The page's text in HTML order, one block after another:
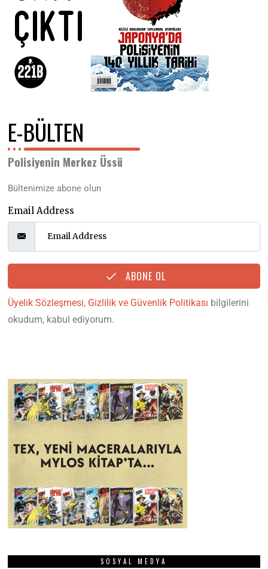
E-BÜLTEN
Polisiyenin Merkez Üssü
Bültenimize abone olun
Email Address
ABONE OL
Üyelik Sözleşmesi, Gizlilik ve Güvenlik Politikası bilgilerini
okudum, kabul ediyorum.
SOSYAL MEDYA